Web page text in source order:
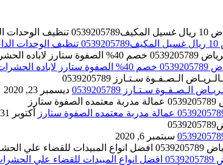
سـتـارز 0539205789 ديسمبر 23, 2020
أكتوبر 31, 2020
سبتمبر 6, 2020